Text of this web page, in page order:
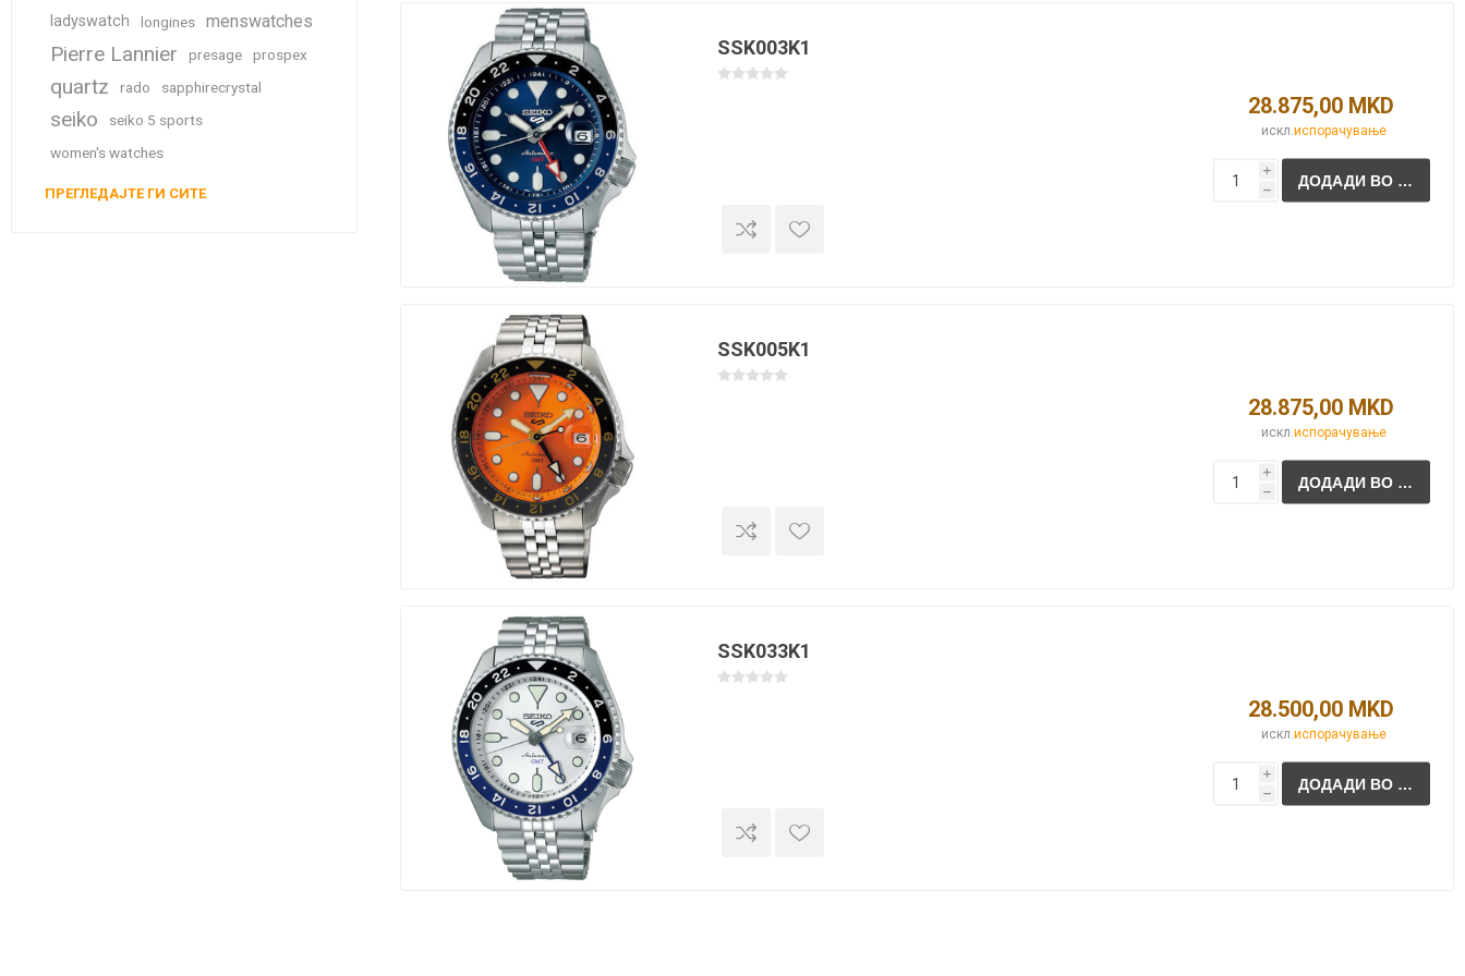
SSK003K1
28.875,00 MKD
искл.испорачување
i
h
SSK005K1
28.875,00 MKD
искл.испорачување
i
h
SSK033K1
28.500,00 MKD
искл.испорачување
i
h
ladyswatch longines menswatches
Pierre Lannier presage prospex
quartz rado sapphirecrystal
seiko
seiko 5 sports
women's watches
ПРЕГЛЕДАЈТЕ ГИ СИТЕ